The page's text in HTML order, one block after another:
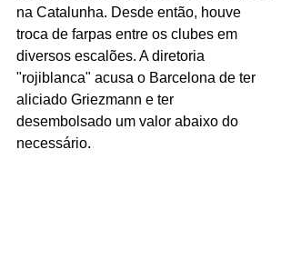
na Catalunha. Desde então, houve
troca de farpas entre os clubes em
diversos escalões. A diretoria
"rojiblanca" acusa o Barcelona de ter
aliciado Griezmann e ter
desembolsado um valor abaixo do
necessário.